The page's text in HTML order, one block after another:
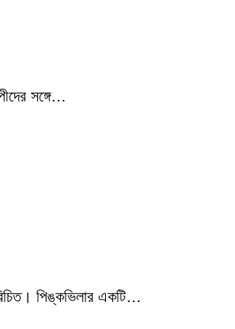
সঙ্গে…
পিঙ্কভিলার একটি…